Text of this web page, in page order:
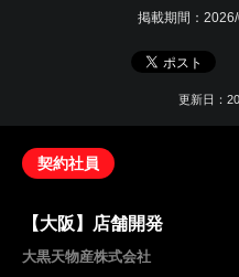
掲載期間：
更新日：
契約社員
【大阪】店舗開発
大黒天物産株式会社